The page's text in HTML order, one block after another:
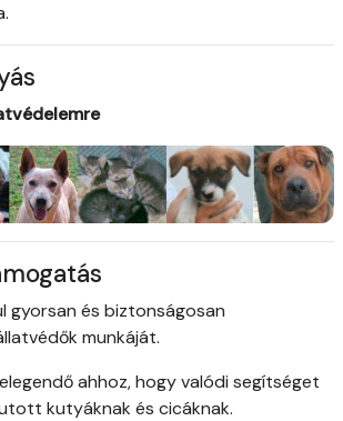
gyorsan és biztonságosan
munkáját.
ahhoz, hogy valódi segítséget
kutyáknak és cicáknak.